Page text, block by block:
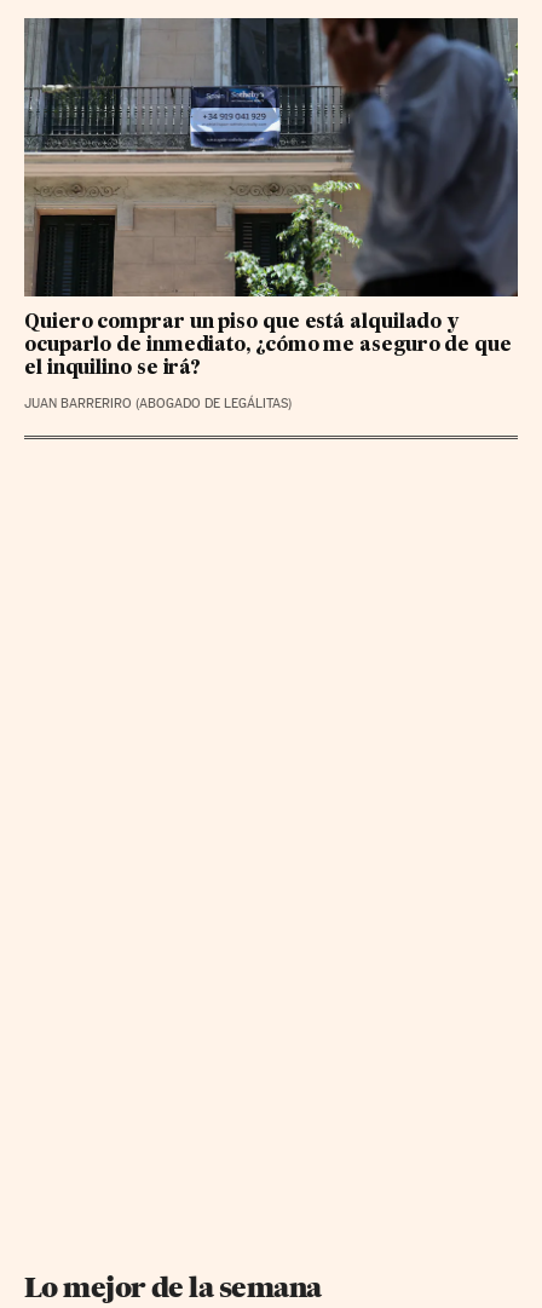
Quiero comprar un piso que está alquilado y
ocuparlo de inmediato, ¿cómo me aseguro de que
el inquilino se irá?
JUAN BARRERIRO (ABOGADO DE LEGÁLITAS)
Lo mejor de la semana